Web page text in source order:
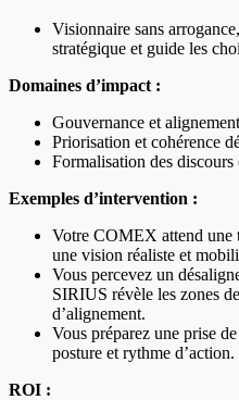
Visionnaire sans
stratégique et guide les
Domaines d’impact :
Gouvernance et
Priorisation et cohérence
Formalisation des
Exemples d’intervention :
Votre COMEX attend une
une vision réaliste et
Vous percevez un
SIRIUS révèle les zones
d’alignement.
Vous préparez une prise
posture et rythme d’action.
ROI :